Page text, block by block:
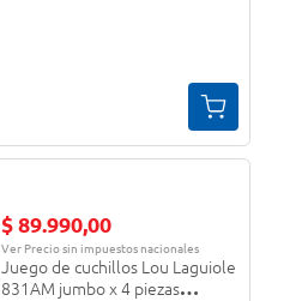
$ 89.990,00
Ver Precio sin impuestos nacionales
Juego de cuchillos Lou Laguiole
831AM jumbo x 4 piezas